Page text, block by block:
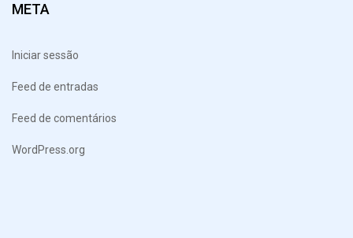
META
Iniciar sessão
Feed de entradas
Feed de comentários
WordPress.org